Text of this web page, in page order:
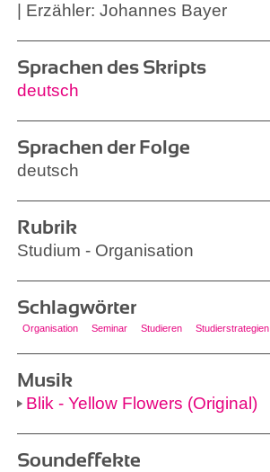
| Erzähler: Johannes Bayer
Sprachen des Skripts
deutsch
Sprachen der Folge
deutsch
Rubrik
Studium - Organisation
Schlagwörter
Organisation Seminar Studieren Studierstrategien
Musik
Blik - Yellow Flowers (Original)
Soundeffekte